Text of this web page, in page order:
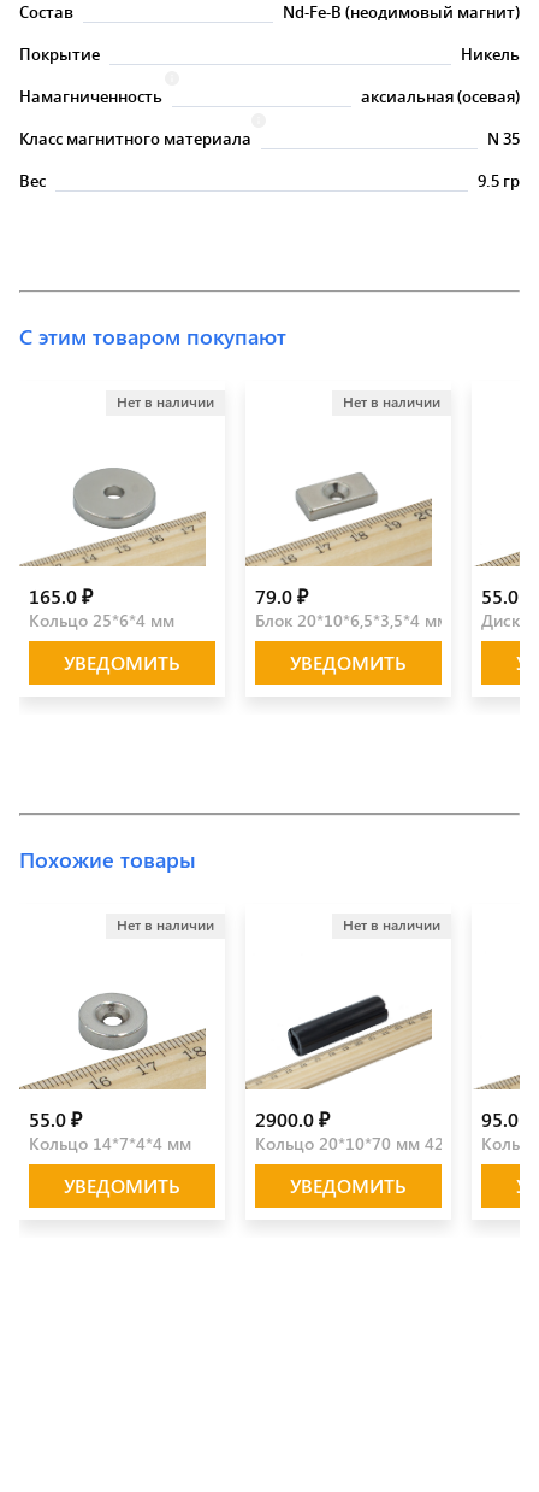
Состав
Nd-Fe-B (неодимовый магнит)
Покрытие
Никель
Намагниченность
аксиальная (осевая)
Класс магнитного материала
N 35
Вес
9.5 гр
С этим товаром покупают
Нет в наличии
165.0 ₽
Кольцо 25*6*4 мм
УВЕДОМИТЬ
Нет в наличии
79.0 ₽
Блок 20*10*6,5*3,5*4 мм
УВЕДОМИТЬ
55.0 ₽
Диск
Похожие товары
Нет в наличии
55.0 ₽
Кольцо 14*7*4*4 мм
УВЕДОМИТЬ
Нет в наличии
2900.0 ₽
Кольцо 20*10*70 мм 42SH
УВЕДОМИТЬ
95.0 ₽